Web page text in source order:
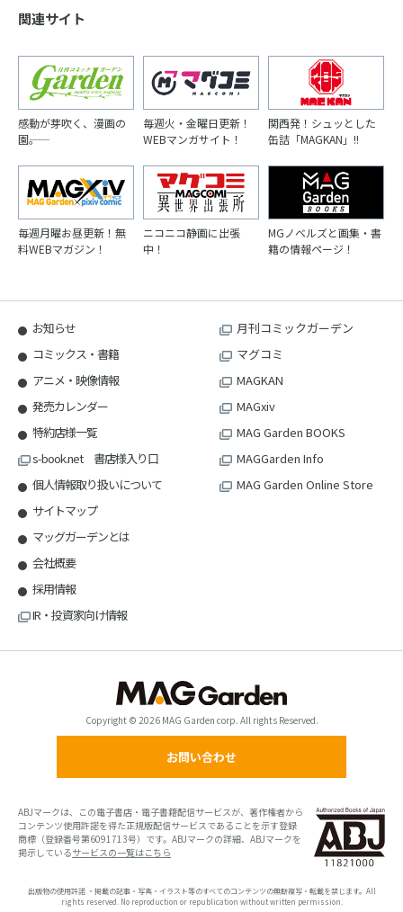
関連サイト
感動が芽吹く、漫画の
園――。
毎週火・金曜日更新！
WEBマンガサイト！
関西発！シュッとした
缶詰「MAGKAN」!!
毎週月曜お昼更新！無
料WEBマガジン！
ニコニコ静画に出張
中！
MGノベルズと画集・書
籍の情報ページ！
お知らせ
コミックス・書籍
アニメ・映像情報
発売カレンダー
特約店様一覧
s-book.net 書店様入り口
個人情報取り扱いについて
サイトマップ
マッグガーデンとは
会社概要
採用情報
IR・投資家向け情報
月刊コミックガーデン
マグコミ
MAGKAN
MAGxiv
MAG Garden BOOKS
MAGGarden Info
MAG Garden Online Store
Copyright © 2026 MAG Garden corp. All rights Reserved.
お問い合わせ
ABJマークは、この電子書店・電子書籍配信サービスが、著作権者から
コンテンツ使用許諾を得た正規版配信サービスであることを示す登録
商標（登録番号第6091713号）です。ABJマークの詳細、ABJマークを
掲示しているサービスの一覧はこちら
出版物の使用許諾 ・掲載の記事・写真・イラスト等のすべてのコンテンツの無断複写・転載を禁じます。All
rights reserved. No reproduction or republication without written permission.